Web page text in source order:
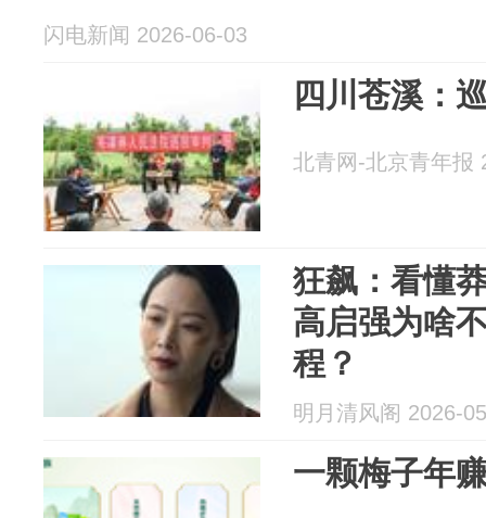
闪电新闻 2026-06-03
四川苍溪：
北青网-北京青年报
狂飙：看懂
高启强为啥
程？
明月清风阁 2026-
一颗梅子年